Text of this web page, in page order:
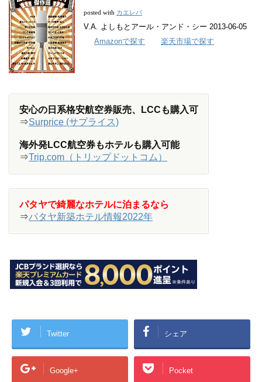
posted with カエレバ
V.A. よしもとアール・アンド・シー 2013-06-05
Amazonで探す
楽天市場で探す
安心の日系格安航空券販売、LCCも購入可
⇒Surprice (サプライス)
海外発LCC航空券もホテルも購入可能
⇒Trip.com（トリップドットコム）
パタヤで綺麗なホテルに泊まるなら
⇒パタヤ新築ホテル情報2022年
Twitter シェア
Google+ Pocket